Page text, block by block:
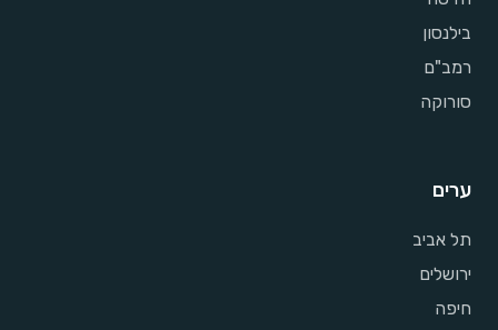
בילנסון
רמב"ם
סורוקה
ערים
תל אביב
ירושלים
חיפה